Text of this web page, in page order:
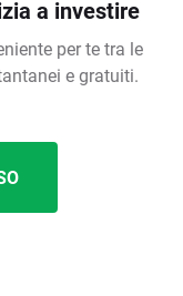
a investire
per te tra le
e gratuiti.